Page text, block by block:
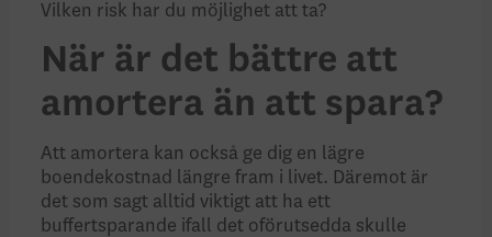
Vilken risk har du möjlighet att ta?
När är det bättre att
amortera än att spara?
Att amortera kan också ge dig en lägre
boendekostnad längre fram i livet. Däremot är
det som sagt alltid viktigt att ha ett
buffertsparande ifall det oförutsedda skulle